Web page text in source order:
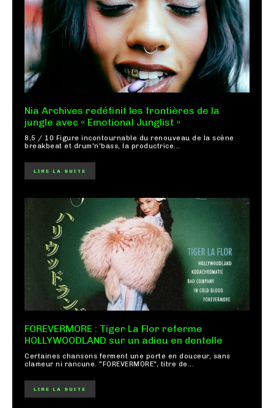
Nia Archives redéfinit les frontières de la
jungle avec « Emotional Junglist »
8,5 / 10 Figure incontournable du renouveau de la scène
breakbeat et drum'n'bass, la productrice...
LIRE LA SUITE
FOREVERMORE : Tiger La Flor referme
HOLLYWOODLAND sur un adieu en dentelle
Certaines chansons ferment une porte en douceur, sans
clameur ni rancune. "FOREVERMORE", titre de...
LIRE LA SUITE